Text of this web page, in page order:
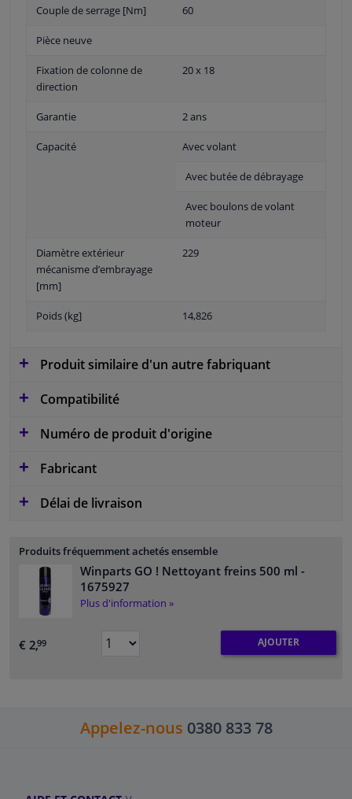
Couple de serrage [Nm] 60
Pièce neuve
Fixation de colonne de
direction
20 x 18
Garantie 2 ans
Capacité Avec volant
Avec butée de débrayage
Avec boulons de volant
moteur
Diamètre extérieur
mécanisme d’embrayage
[mm]
229
Poids (kg] 14,826
Produit similaire d'un autre fabriquant
Compatibilité
Numéro de produit d'origine
Fabricant
Délai de livraison
Produits fréquemment achetés ensemble
Winparts GO ! Nettoyant freins 500 ml -
1675927
Plus d'information »
€ 2,99 AJOUTER
Appelez-nous 0380 833 78